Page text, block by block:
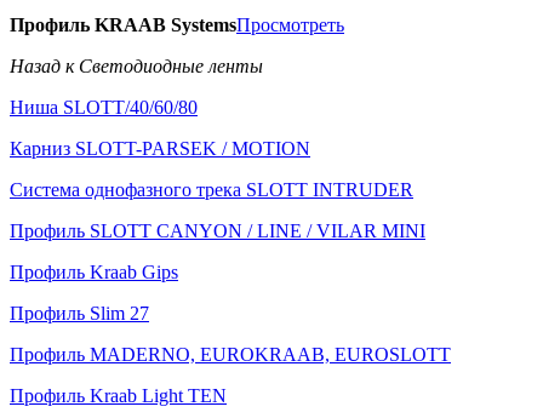
Профиль KRAAB SystemsПросмотреть
Назад к Светодиодные ленты
Ниша SLOTT/40/60/80
Карниз SLOTT-PARSEK / MOTION
Система однофазного трека SLOTT INTRUDER
Профиль SLOTT CANYON / LINE / VILAR MINI
Профиль Kraab Gips
Профиль Slim 27
Профиль MADERNO, EUROKRAAB, EUROSLOTT
Профиль Kraab Light TEN